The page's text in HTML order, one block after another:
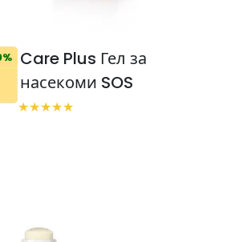
Care Plus Гел за
насекоми SOS